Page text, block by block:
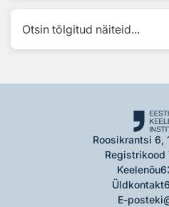
Otsin tõlgitud näiteid...
Roosikrantsi 6,
Registrikood
Keelenõu
Üldkontakt
E-post